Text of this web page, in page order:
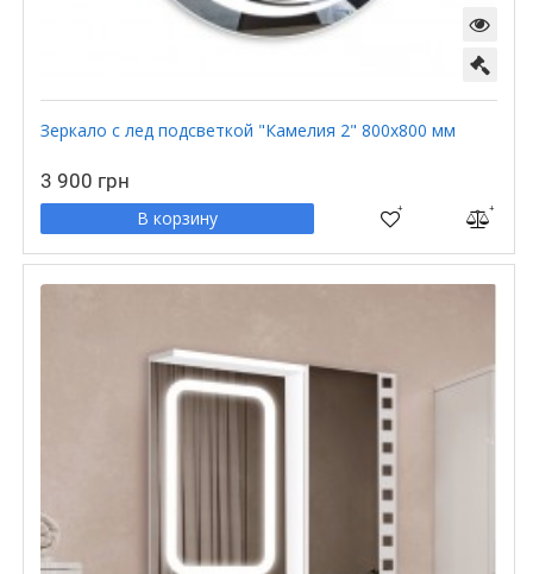
Зеркало с лед подсветкой "Камелия 2" 800х800 мм
3 900 грн
В корзину